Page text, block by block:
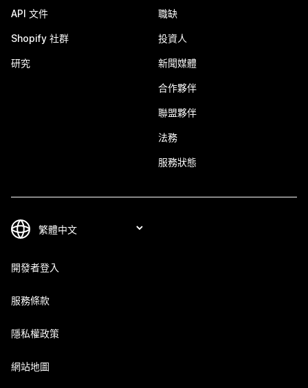
API 文件
Shopify 社群
研究
職缺
投資人
新聞媒體
合作夥伴
聯盟夥伴
法務
服務狀態
開發者登入
服務條款
隱私權政策
網站地圖